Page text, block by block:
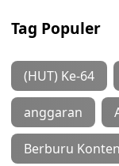
Tag Populer
(HUT) Ke-64
anggaran
Berburu Konten